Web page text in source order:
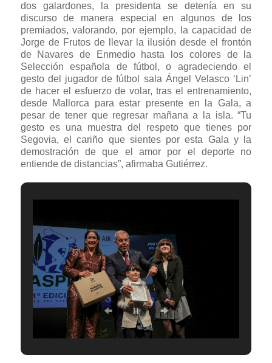
dos galardones, la presidenta se detenía en su
discurso de manera especial en algunos de los
premiados, valorando, por ejemplo, la capacidad de
Jorge de Frutos de llevar la ilusión desde el frontón
de Navares de Enmedio hasta los colores de la
Selección española de fútbol, o agradeciendo el
gesto del jugador de fútbol sala Ángel Velasco ‘Lin’
de hacer el esfuerzo de volar, tras el entrenamiento,
desde Mallorca para estar presente en la Gala, a
pesar de tener que regresar mañana a la isla. “Tu
gesto es una muestra del respeto que tienes por
Segovia, el cariño que sientes por esta Gala y la
demostración de que el amor por el deporte no
entiende de distancias”, afirmaba Gutiérrez.